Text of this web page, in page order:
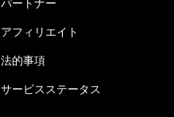
パートナー
アフィリエイト
法的事項
サービスステータス